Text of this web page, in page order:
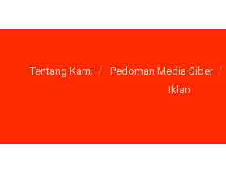
Tentang Kami Pedoman Media Siber
Iklan